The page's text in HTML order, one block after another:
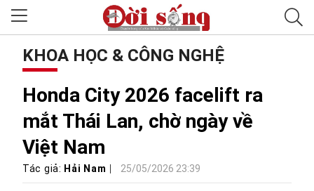
KHOA HỌC & CÔNG NGHỆ
Honda City 2026 facelift ra
mắt Thái Lan, chờ ngày về
Việt Nam
Tác giả: Hải Nam 25/05/2026 23:39